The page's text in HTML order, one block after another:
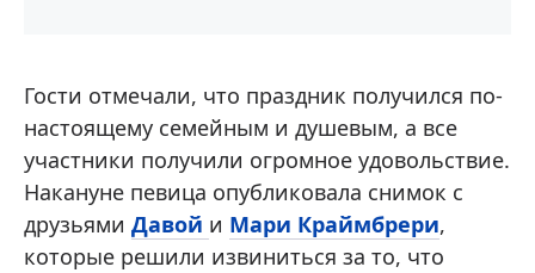
Гости отмечали, что праздник получился по-
настоящему семейным и душевым, а все
участники получили огромное удовольствие.
Накануне певица опубликовала снимок с
друзьями Давой и Мари Краймбрери,
которые решили извиниться за то, что